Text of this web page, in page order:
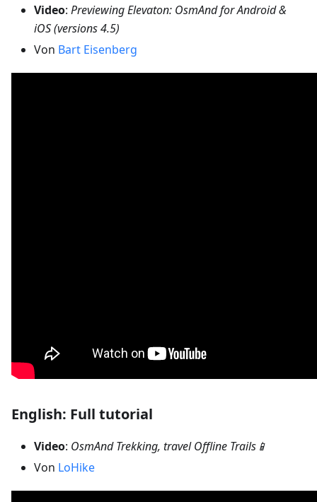
Video: Previewing Elevaton: OsmAnd for Android &
iOS (versions 4.5)
Von Bart Eisenberg
English: Full tutorial
Video: OsmAnd Trekking, travel Offline Trails📱
Von LoHike